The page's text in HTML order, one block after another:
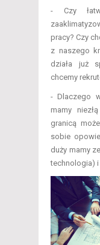
- Czy
pracy? Czy
z naszego
działa już
chcemy
- Dlaczego
mamy
granicą
sobie
duży mamy
technologia)